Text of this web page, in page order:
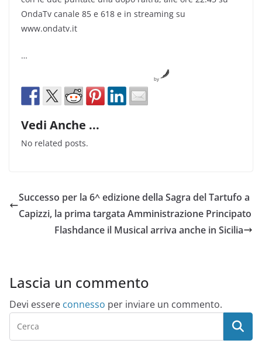
OndaTv canale 85 e 618 e in streaming su
www.ondatv.it
…
by
Vedi Anche ...
No related posts.
Successo per la 6^ edizione della Sagra del Tartufo a
Capizzi, la prima targata Amministrazione Principato
Flashdance il Musical arriva anche in Sicilia
Lascia un commento
Devi essere connesso per inviare un commento.